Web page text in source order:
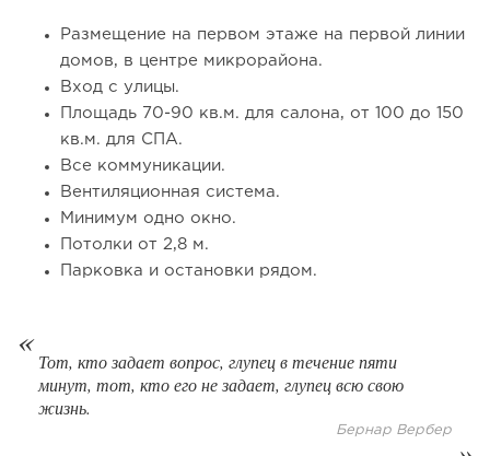
43
Размещение на первом этаже на первой линии
домов, в центре микрорайона.
Вход с улицы.
Площадь 70-90 кв.м. для салона, от 100 до 150
кв.м. для СПА.
Все коммуникации.
Вентиляционная система.
Минимум одно окно.
Потолки от 2,8 м.
Парковка и остановки рядом.
Тот, кто задает вопрос, глупец в течение пяти
минут, тот, кто его не задает, глупец всю свою
жизнь.
Бернар Вербер